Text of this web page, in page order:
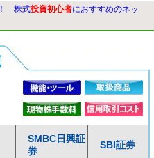
！ 株式投資初心者におすすめのネッ
SMBC日興証
券
SBI証券